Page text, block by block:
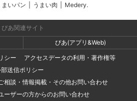
まいパン うまい肉 Medery.
ぴあ関連サイト
ぴあ(アプリ&Web)
シー
アクセスデータの利用・著作権等
送信ポリシー
相談・情報掲載・その他お問い合わせ
ーザーの方からのお問い合わせ